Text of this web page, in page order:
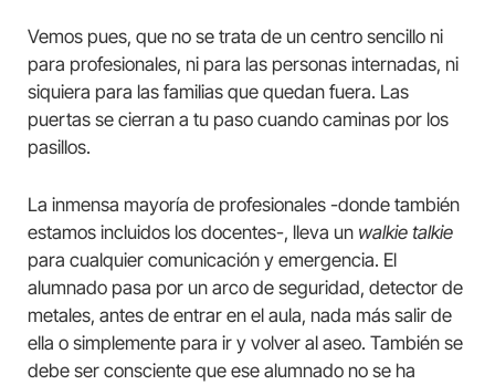
Vemos pues, que no se trata de un centro sencillo ni
para profesionales, ni para las personas internadas, ni
siquiera para las familias que quedan fuera. Las
puertas se cierran a tu paso cuando caminas por los
pasillos.
La inmensa mayoría de profesionales -donde también
estamos incluidos los docentes-, lleva un walkie talkie
para cualquier comunicación y emergencia. El
alumnado pasa por un arco de seguridad, detector de
metales, antes de entrar en el aula, nada más salir de
ella o simplemente para ir y volver al aseo. También se
debe ser consciente que ese alumnado no se ha